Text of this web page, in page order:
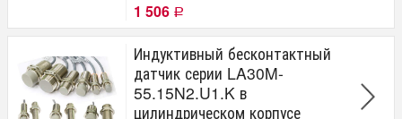
1 506 Р
Индуктивный бесконтактный
датчик серии LA30M-
55.15N2.U1.K в
цилиндрическом корпусе